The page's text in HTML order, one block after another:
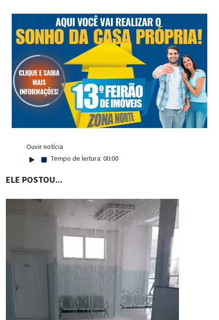
Ouvir notícia
Tempo de leitura: 00:00
ELE POSTOU...